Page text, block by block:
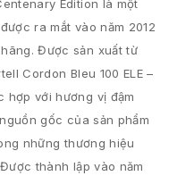
Edition là một
ra mắt vào năm 2012
Được sản xuất từ
Cordon Bleu 100 ELE –
hợp với hương vị đậm
gốc của sản phẩm
những thương hiệu
thành lập vào năm